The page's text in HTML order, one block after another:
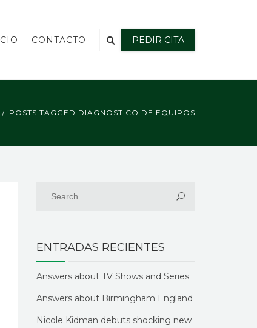
CONTACTO PEDIR CITA
POSTS TAGGED DIAGNOSTICO DE EQUIPOS
ENTRADAS RECIENTES
Answers about TV Shows and Series
Answers about Birmingham England
Nicole Kidman debuts shocking new